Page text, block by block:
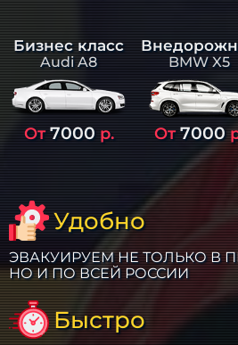
Бизнес класс
Audi A8
От7000р.
BMW X5
От7000
Удобно
ЭВАКУИРУЕМ НЕ ТОЛЬКО В
НО И ПО ВСЕЙ РОССИИ
Быстро